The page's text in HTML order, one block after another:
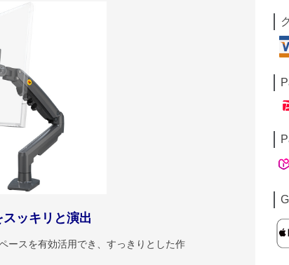
ッキリと演出
ースを有効活用でき、すっきりとした作